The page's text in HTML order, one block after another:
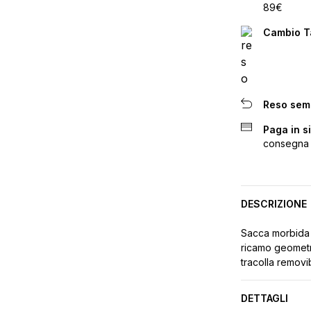
89€
Cambio
Reso
Paga in
consegna
DESCRIZIONE
Sacca
ricamo
tracolla
DETTAGLI